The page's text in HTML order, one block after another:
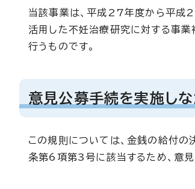
当該事業は、平成27年度から平成
活用した不妊治療研究に対する事
行うものです。
意見公募手続を実施し
この規則については、金銭の給付
条第6項第3号に該当するため、意見